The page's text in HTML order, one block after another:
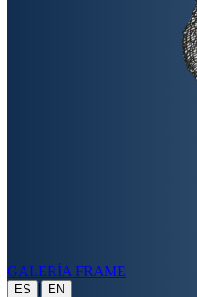
GALERÍA FRAME
ES | EN